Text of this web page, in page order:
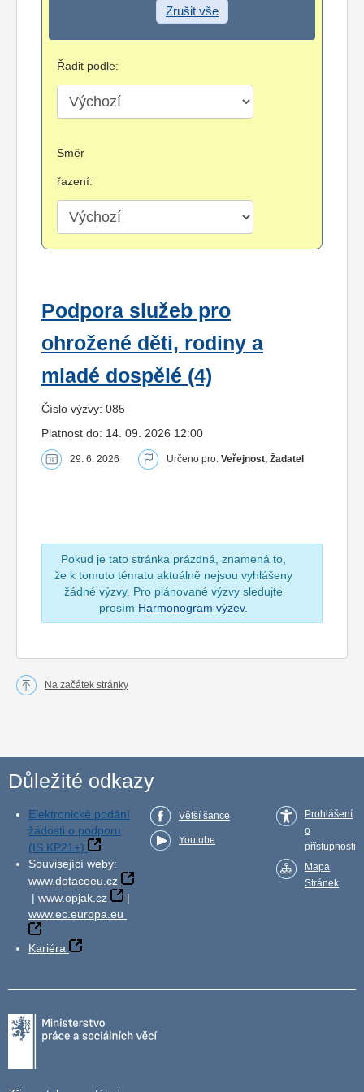
Zrušit vše
Řadit podle:
Směr
řazení:
Podpora služeb pro
ohrožené děti, rodiny a
mladé dospělé (4)
Číslo výzvy: 085
Platnost do: 14. 09. 2026 12:00
29. 6. 2026 Určeno pro: Veřejnost, Žadatel
Pokud je tato stránka prázdná, znamená to,
že k tomuto tématu aktuálně nejsou vyhlášeny
žádné výzvy. Pro plánované výzvy sledujte
prosím Harmonogram výzev.
Na začátek stránky
Důležité odkazy
Elektronické podání
žádosti o podporu
(IS KP21+)
Související weby:
www.dotaceeu.cz
| www.opjak.cz
|
www.ec.europa.eu
Kariéra
Větší šance
Youtube
Prohlášení
o
přístupnosti
Mapa
Stránek